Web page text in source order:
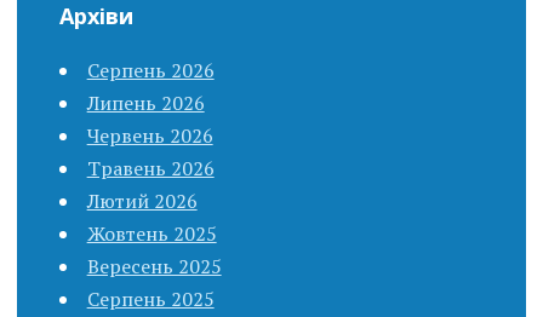
Архіви
Серпень 2026
Липень 2026
Червень 2026
Травень 2026
Лютий 2026
Жовтень 2025
Вересень 2025
Серпень 2025